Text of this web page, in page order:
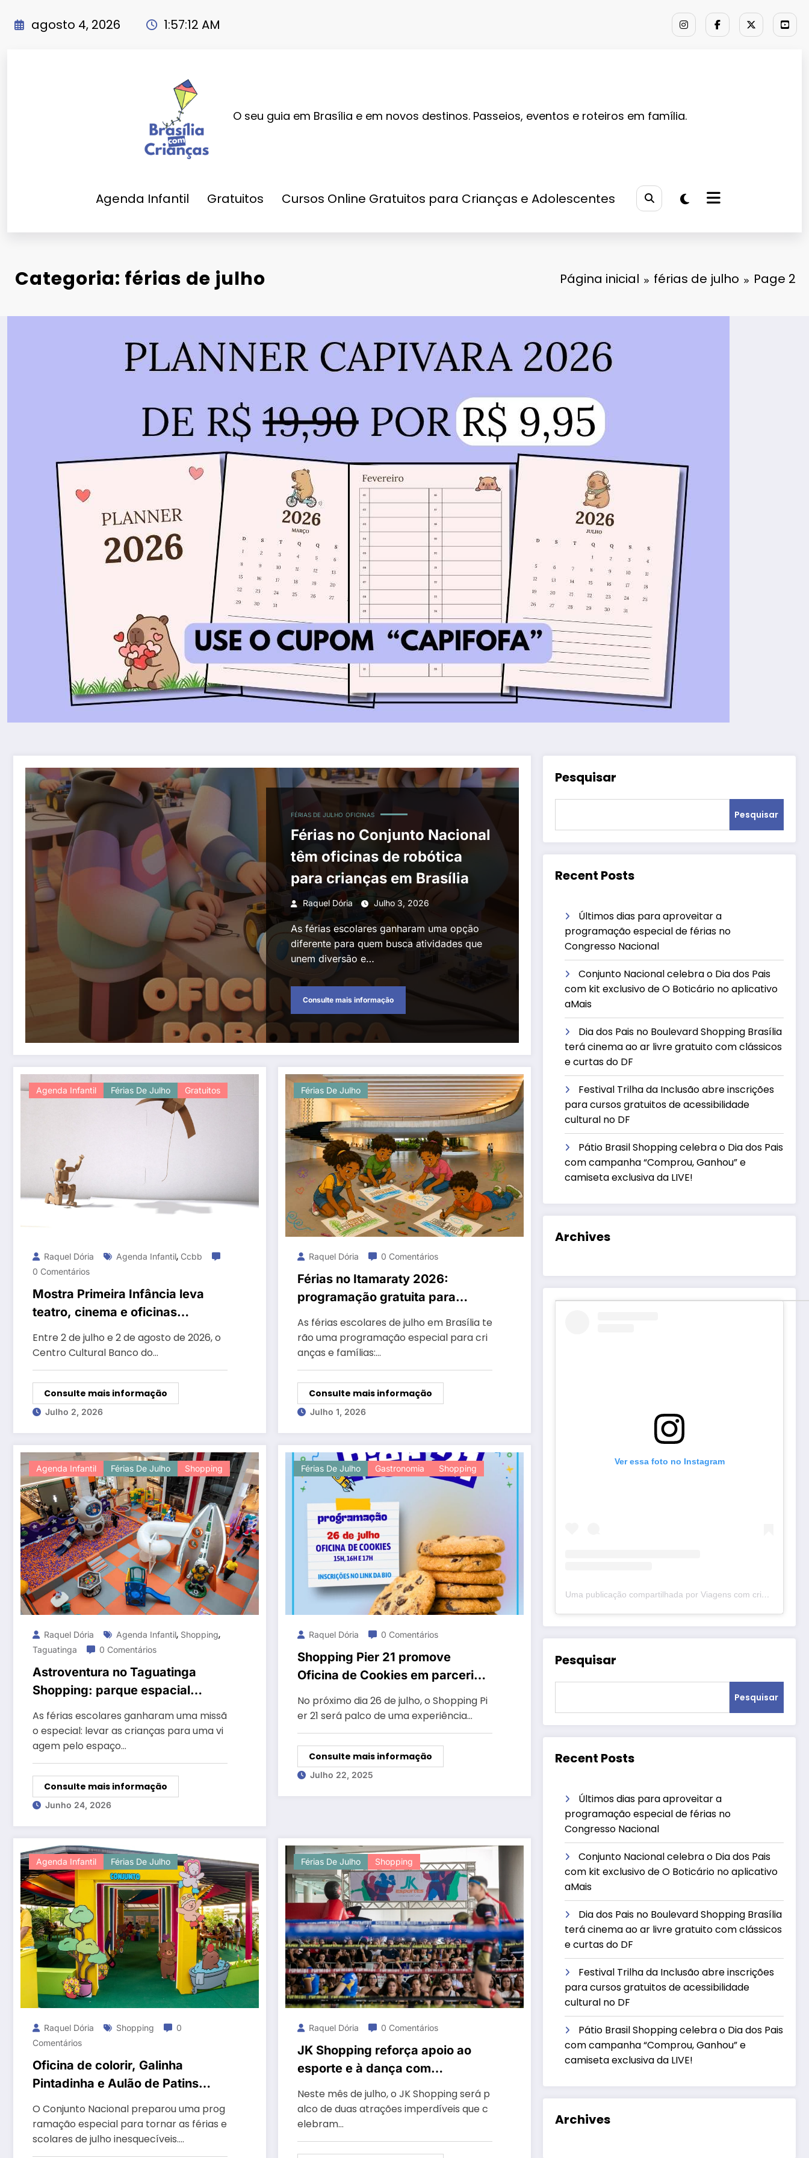
para
agosto 4, 2026 1:57:14 AM
O seu guia em Brasília e em novos destinos. Passeios, eventos e roteiros em família.
Agenda Infantil Gratuitos Cursos Online Gratuitos para Crianças e Adolescentes
Categoria: férias de julho Página inicial férias de julho Page 2
FÉRIAS DE JULHO OFICINAS
Férias no Conjunto Nacional
têm oficinas de robótica
para crianças em Brasília
Raquel Dória Julho 3, 2026
As férias escolares ganharam uma opção
diferente para quem busca atividades que
unem diversão e…
Consulte mais informação
Agenda Infantil Férias De Julho Gratuitos
Raquel Dória Agenda Infantil, Ccbb
0 Comentários
Mostra Primeira Infância leva
teatro, cinema e oficinas
durante as férias
Entre 2 de julho e 2 de agosto de 2026, o
Centro Cultural Banco do…
Consulte mais informação
Julho 2, 2026
Férias De Julho
Raquel Dória 0 Comentários
Férias no Itamaraty 2026:
programação gratuita para
crianças em Brasília
As férias escolares de julho em Brasília te
rão uma programação especial para cri
anças e famílias:…
Consulte mais informação
Julho 1, 2026
Agenda Infantil Férias De Julho Shopping
Raquel Dória Agenda Infantil, Shopping,
Taguatinga 0 Comentários
Astroventura no Taguatinga
Shopping: parque espacial
infantil é atração de férias em
Brasília
As férias escolares ganharam uma missã
o especial: levar as crianças para uma vi
agem pelo espaço…
Consulte mais informação
Junho 24, 2026
Férias De Julho Gastronomia Shopping
Raquel Dória 0 Comentários
Shopping Pier 21 promove
Oficina de Cookies em parceria
com o Instituto Gourmet
No próximo dia 26 de julho, o Shopping Pi
er 21 será palco de uma experiência…
Consulte mais informação
Julho 22, 2025
Agenda Infantil Férias De Julho
Raquel Dória Shopping
0
Comentários
Oficina de colorir, Galinha
Pintadinha e Aulão de Patins
Nacional
O Conjunto Nacional preparou uma prog
ramação especial para tornar as férias e
scolares de julho inesquecíveis.…
Férias De Julho Shopping
Raquel Dória 0 Comentários
JK Shopping reforça apoio ao
esporte e à dança com
Neste mês de julho, o JK Shopping será p
alco de duas atrações imperdíveis que c
elebram…
Pesquisar
Pesquisar
Recent Posts
Últimos dias para aproveitar a
programação especial de férias no
Congresso Nacional
Conjunto Nacional celebra o Dia dos Pais
com kit exclusivo de O Boticário no aplicativo
aMais
Dia dos Pais no Boulevard Shopping Brasília
terá cinema ao ar livre gratuito com clássicos
e curtas do DF
Festival Trilha da Inclusão abre inscrições
para cursos gratuitos de acessibilidade
cultural no DF
Pátio Brasil Shopping celebra o Dia dos Pais
com campanha “Comprou, Ganhou” e
camiseta exclusiva da LIVE!
Archives
Ver essa foto no Instagram
Uma publicação compartilhada por Viagens com crianças
Pesquisar
Pesquisar
Recent Posts
Últimos dias para aproveitar a
programação especial de férias no
Congresso Nacional
Conjunto Nacional celebra o Dia dos Pais
com kit exclusivo de O Boticário no aplicativo
aMais
Dia dos Pais no Boulevard Shopping Brasília
terá cinema ao ar livre gratuito com clássicos
e curtas do DF
Festival Trilha da Inclusão abre inscrições
para cursos gratuitos de acessibilidade
cultural no DF
Pátio Brasil Shopping celebra o Dia dos Pais
com campanha “Comprou, Ganhou” e
camiseta exclusiva da LIVE!
Archives